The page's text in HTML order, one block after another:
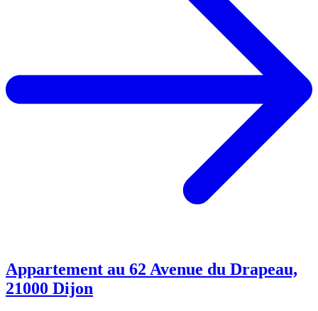
Appartement au 62 Avenue du Drapeau,
21000 Dijon